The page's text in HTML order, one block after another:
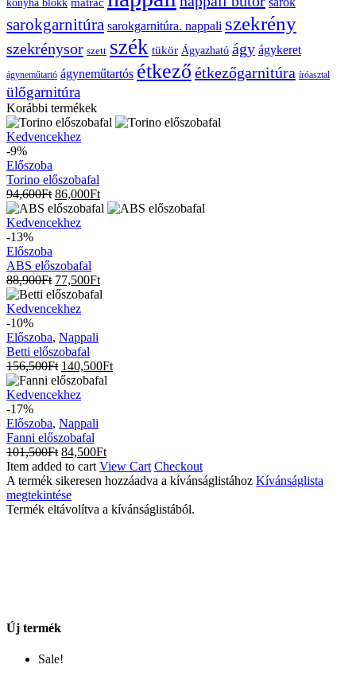
sarokgarnitúra sarokgarnitúra. nappali szekrény
szekrénysor szett szék tükör Ágyazható ágy ágykeret
ágyneműtartó ágyneműtartós étkező étkezőgarnitúra íróasztal
ülőgarnitúra
Korábbi termékek
Torino
előszobafal
Kedvencekhez
-9%
Előszoba
Torino előszobafal
94,600Ft 86,000Ft
ABS
előszobafal
Kedvencekhez
-13%
Előszoba
ABS előszobafal
88,900Ft 77,500Ft
Betti
előszobafal
Kedvencekhez
-10%
Előszoba, Nappali
Betti előszobafal
156,500Ft 140,500Ft
Fanni
előszobafal
Kedvencekhez
-17%
Előszoba, Nappali
Fanni előszobafal
101,500Ft 84,500Ft
Item added to cart View Cart Checkout
A termék sikeresen hozzáadva a kívánságlistához Kívánságlista
megtekintése
Termék eltávolítva a kívánságlistából.
Új termék
Sale!